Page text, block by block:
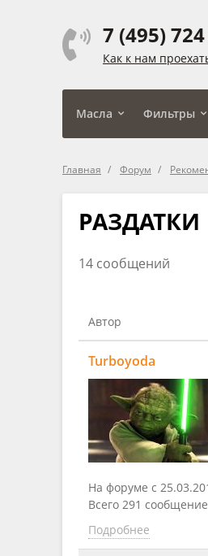
7 (495)
Как к нам
Масла Фильтры
Главная Форум
РАЗДАТКИ
14 сообщений
Автор
Turboyoda
На форуме с
Всего 291 сообщение
Подробнее